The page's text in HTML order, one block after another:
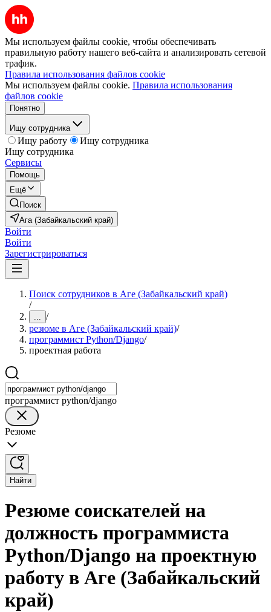
Мы используем файлы cookie, чтобы обеспечивать
правильную работу нашего веб-сайта и анализировать сетевой
трафик.
Правила использования файлов cookie
Мы используем файлы cookie. Правила использования
файлов cookie
Понятно
Ищу сотрудника
Ищу работу
Ищу сотрудника
Ищу сотрудника
Сервисы
Помощь
Ещё
Поиск
Ага (Забайкальский край)
Войти
Войти
Зарегистрироваться
Поиск сотрудников в Аге (Забайкальский край)
/
... /
резюме в Аге (Забайкальский край)/
программист Python/Django/
проектная работа
программист python/django
Резюме
Найти
Резюме соискателей на
должность программиста
Python/Django на проектную
работу в Аге (Забайкальский
край)